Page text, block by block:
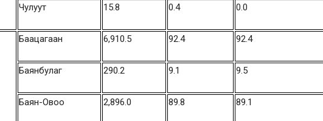
Чулуут 15.8 0.4 0.0
Баацагаан 6,910.5 92.4 92.4
Баянбулаг 290.2 9.1 9.5
Баян-Овоо 2,896.0 89.8 89.1